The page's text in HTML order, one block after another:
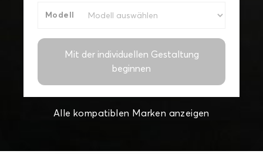
Modell
Mit der individuellen Gestaltung
beginnen
Alle kompatiblen Marken anzeigen